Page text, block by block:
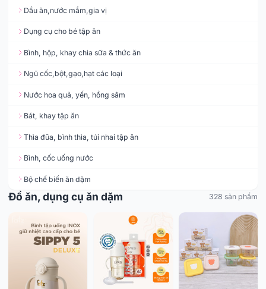
Dầu ăn,nước mắm,gia vị
Dụng cụ cho bé tập ăn
Bình, hộp, khay chia sữa & thức ăn
Ngũ cốc,bột,gạo,hạt các loại
Nước hoa quả, yến, hồng sâm
Bát, khay tập ăn
Thìa đũa, bình thìa, túi nhai tập ăn
Bình, cốc uống nước
Bộ chế biến ăn dặm
Đồ ăn, dụng cụ ăn dặm 328 sản phẩm